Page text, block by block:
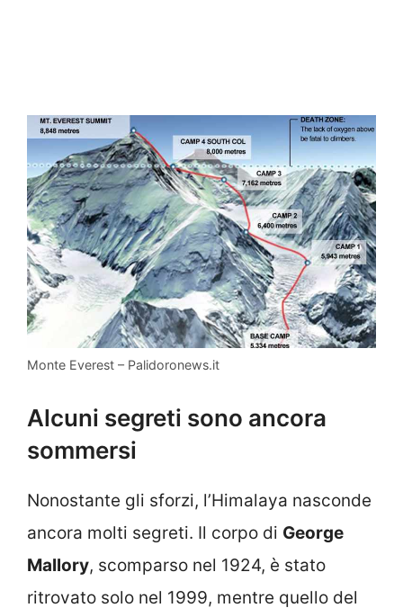
Monte Everest – Palidoronews.it
Alcuni segreti sono ancora
sommersi
Nonostante gli sforzi, l’Himalaya nasconde
ancora molti segreti. Il corpo di George
Mallory, scomparso nel 1924, è stato
ritrovato solo nel 1999, mentre quello del